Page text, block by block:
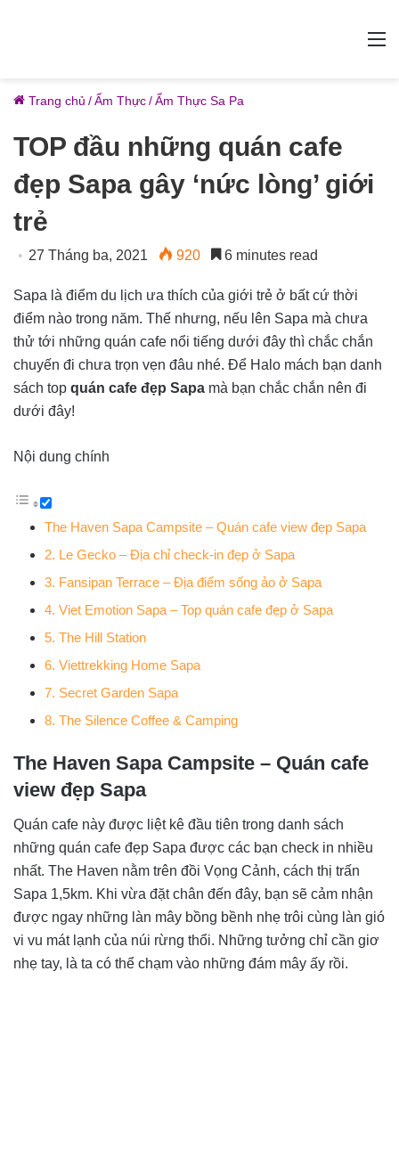
Trang chủ /Ẩm Thực/Ẩm Thực Sa Pa
TOP đầu những quán cafe
đẹp Sapa gây ‘nức lòng’ giới
trẻ
27 Tháng ba, 2021 920 6 minutes read
Sapa là điểm du lịch ưa thích của giới trẻ ở bất cứ thời
điểm nào trong năm. Thế nhưng, nếu lên Sapa mà chưa
thử tới những quán cafe nổi tiếng dưới đây thì chắc chắn
chuyến đi chưa trọn vẹn đâu nhé. Để Halo mách bạn danh
sách top quán cafe đẹp Sapa mà bạn chắc chắn nên đi
dưới đây!
Nội dung chính
The Haven Sapa Campsite – Quán cafe view đẹp Sapa
2. Le Gecko – Địa chỉ check-in đẹp ở Sapa
3. Fansipan Terrace – Địa điểm sống ảo ở Sapa
4. Viet Emotion Sapa – Top quán cafe đẹp ở Sapa
5. The Hill Station
6. Viettrekking Home Sapa
7. Secret Garden Sapa
8. The Silence Coffee & Camping
The Haven Sapa Campsite – Quán cafe
view đẹp Sapa
Quán cafe này được liệt kê đầu tiên trong danh sách
những quán cafe đẹp Sapa được các bạn check in nhiều
nhất. The Haven nằm trên đồi Vọng Cảnh, cách thị trấn
Sapa 1,5km. Khi vừa đặt chân đến đây, bạn sẽ cảm nhận
được ngay những làn mây bồng bềnh nhẹ trôi cùng làn gió
vi vu mát lạnh của núi rừng thổi. Những tưởng chỉ cần giơ
nhẹ tay, là ta có thể chạm vào những đám mây ấy rồi.